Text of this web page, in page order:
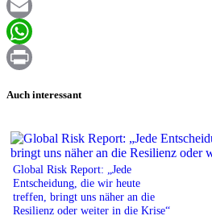
Facebook
Email
WhatsApp
Auch interessant
Global Risk Report: „Jede
Entscheidung, die wir heute
treffen, bringt uns näher an die
Resilienz oder weiter in die Krise“